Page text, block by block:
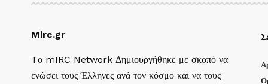
Mirc.gr
Tο mIRC Network Δημιουργήθηκε με σκοπό να
ενώσει τους Έλληνες ανά τον κόσμο και να τους